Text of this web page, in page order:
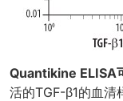
Quantikine ELISA
活的TGF-β1的血清